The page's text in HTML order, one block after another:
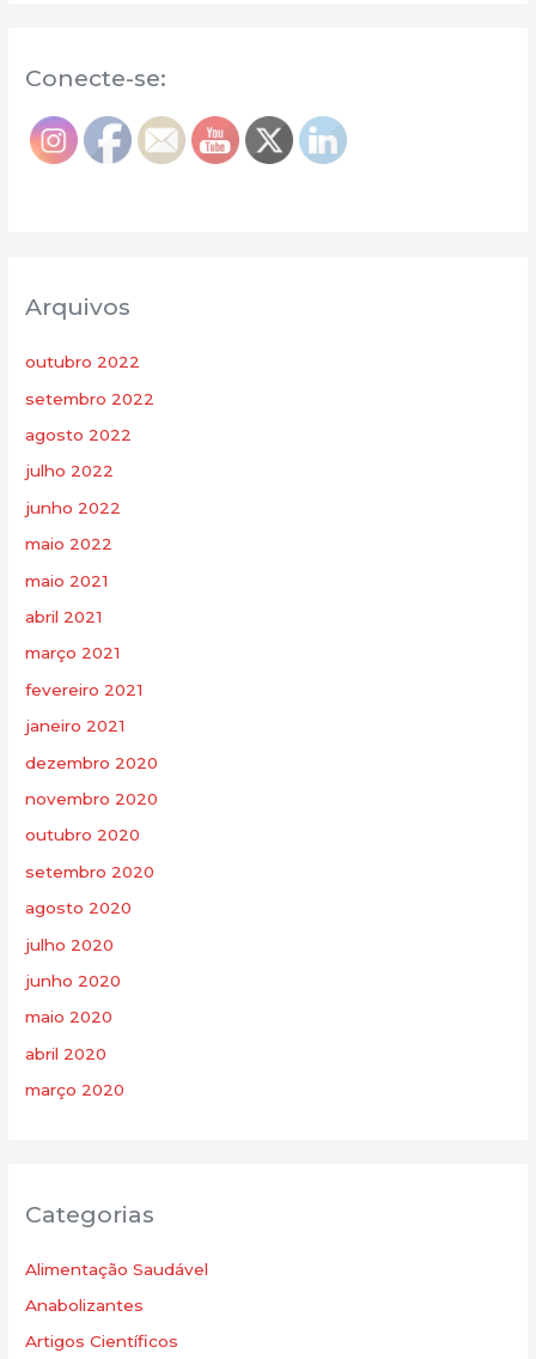
Conecte-se:
Arquivos
outubro 2022
setembro 2022
agosto 2022
julho 2022
junho 2022
maio 2022
maio 2021
abril 2021
março 2021
fevereiro 2021
janeiro 2021
dezembro 2020
novembro 2020
outubro 2020
setembro 2020
agosto 2020
julho 2020
junho 2020
maio 2020
abril 2020
março 2020
Categorias
Alimentação Saudável
Anabolizantes
Artigos Científicos